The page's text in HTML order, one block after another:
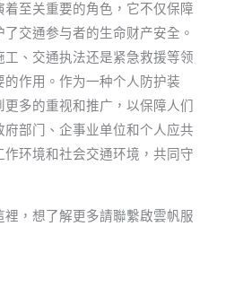
至关重要的角色，它不仅保障
交通参与者的生命财产安全。
、交通执法还是紧急救援等领
作用。作为一种个人防护装
多的重视和推广，以保障人们
部门、企事业单位和个人应共
环境和社会交通环境，共同守
，想了解更多請聯繫啟雲帆服